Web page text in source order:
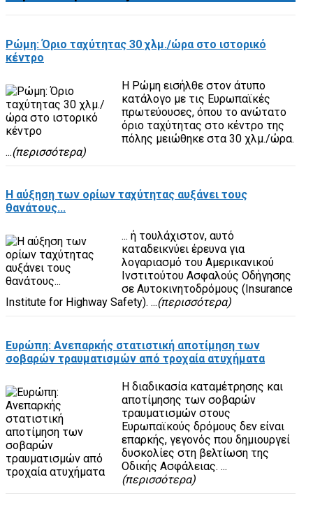
Ρώμη: Όριο ταχύτητας 30 χλμ./ώρα στο ιστορικό
κέντρο
H Ρώμη εισήλθε στον άτυπο
κατάλογο με τις Ευρωπαϊκές
πρωτεύουσες, όπου το ανώτατο
όριο ταχύτητας στο κέντρο της
πόλης μειώθηκε στα 30 χλμ./ώρα.
...(περισσότερα)
Η αύξηση των ορίων ταχύτητας αυξάνει τους
θανάτους...
... ή τουλάχιστον, αυτό
καταδεικνύει έρευνα για
λογαριασμό του Αμερικανικού
Ινστιτούτου Ασφαλούς Οδήγησης
σε Αυτοκινητοδρόμους (Insurance
Institute for Highway Safety). ...(περισσότερα)
Ευρώπη: Ανεπαρκής στατιστική αποτίμηση των
σοβαρών τραυματισμών από τροχαία ατυχήματα
H διαδικασία καταμέτρησης και
αποτίμησης των σοβαρών
τραυματισμών στους
Ευρωπαϊκούς δρόμους δεν είναι
επαρκής, γεγονός που δημιουργεί
δυσκολίες στη βελτίωση της
Οδικής Ασφάλειας. ...
(περισσότερα)